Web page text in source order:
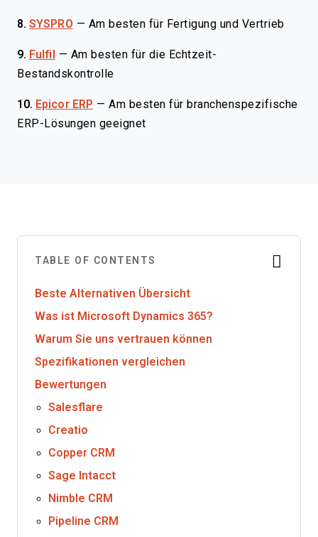
8. SYSPRO — Am besten für Fertigung und Vertrieb
9. Fulfil — Am besten für die Echtzeit-
Bestandskontrolle
10. Epicor ERP — Am besten für branchenspezifische
ERP-Lösungen geeignet
TABLE OF CONTENTS
Beste Alternativen Übersicht
Was ist Microsoft Dynamics 365?
Warum Sie uns vertrauen können
Spezifikationen vergleichen
Bewertungen
Salesflare
Creatio
Copper CRM
Sage Intacct
Nimble CRM
Pipeline CRM